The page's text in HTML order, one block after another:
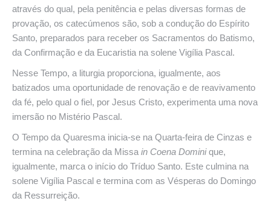
através do qual, pela penitência e pelas diversas formas de
provação, os catecúmenos são, sob a condução do Espírito
Santo, preparados para receber os Sacramentos do Batismo,
da Confirmação e da Eucaristia na solene Vigília Pascal.
Nesse Tempo, a liturgia proporciona, igualmente, aos
batizados uma oportunidade de renovação e de reavivamento
da fé, pelo qual o fiel, por Jesus Cristo, experimenta uma nova
imersão no Mistério Pascal.
O Tempo da Quaresma inicia-se na Quarta-feira de Cinzas e
termina na celebração da Missa in Coena Dominique,
igualmente, marca o início do Tríduo Santo. Este culmina na
solene Vigília Pascal e termina com as Vésperas do Domingo
da Ressurreição.